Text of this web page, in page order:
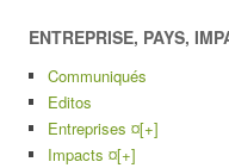
ENTREPRISE, PAYS,
Communiqués
Editos
Entreprises ¤[+]
Impacts ¤[+]